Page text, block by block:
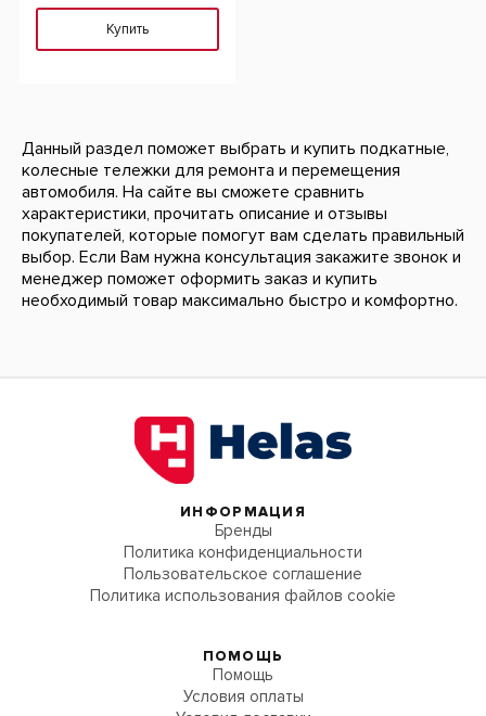
Купить
Данный раздел поможет выбрать и купить подкатные,
колесные тележки для ремонта и перемещения
автомобиля. На сайте вы сможете сравнить
характеристики, прочитать описание и отзывы
покупателей, которые помогут вам сделать правильный
выбор. Если Вам нужна консультация закажите звонок и
менеджер поможет оформить заказ и купить
необходимый товар максимально быстро и комфортно.
ИНФОРМАЦИЯ
Бренды
Политика конфиденциальности
Пользовательское соглашение
Политика использования файлов cookie
ПОМОЩЬ
Помощь
Условия оплаты